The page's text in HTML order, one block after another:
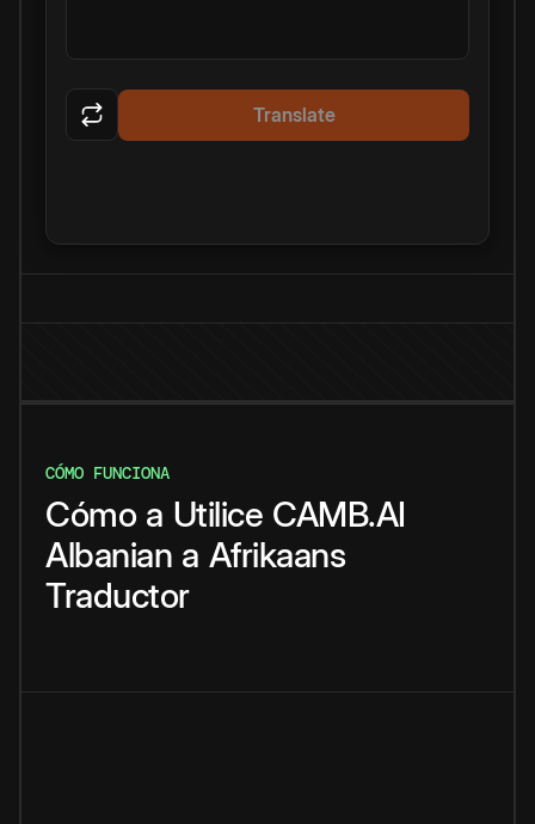
Translate
CÓMO FUNCIONA
Cómo a Utilice CAMB.AI
Albanian a Afrikaans
Traductor